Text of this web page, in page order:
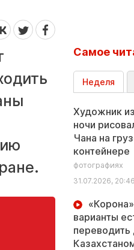
Самое
Неделя
Художник
ночи
Чана на
контейнере
фотографиях
31.07.2026, 20:46
варианты